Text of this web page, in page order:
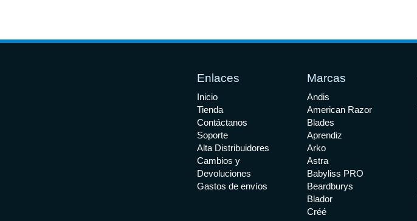
Enlaces
Inicio
Tienda
Contáctanos
Soporte
Alta Distribuidores
Cambios y
Devoluciones
Gastos de envíos
Marcas
Andis
American Razor
Blades
Aprendiz
Arko
Astra
Babyliss PRO
Beardburys
Blador
Créé